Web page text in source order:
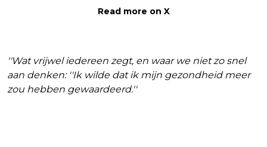
Read more on X
''Wat vrijwel iedereen zegt, en waar we niet zo snel
aan denken: ''Ik wilde dat ik mijn gezondheid meer
zou hebben gewaardeerd.''